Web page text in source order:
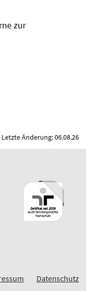
zur
Letzte Änderung: 06.08.26
Datenschutz